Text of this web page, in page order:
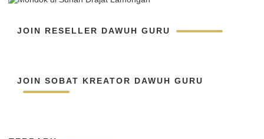
JOIN RESELLER DAWUH GURU
JOIN SOBAT KREATOR DAWUH GURU